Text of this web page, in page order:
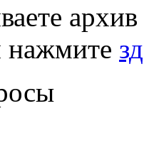
нажмите